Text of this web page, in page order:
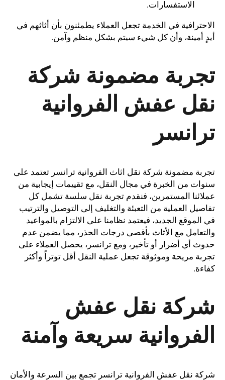
الاستفسارات.
الاحترافية في الخدمة تجعل العملاء يطمئنون بأن أثاثهم في
أيدٍ أمينة، وأن كل شيء سيتم بشكل منظم وآمن.
تجربة مضمونة شركة
نقل عفش الفروانية
ترانسر
تجربة مضمونة شركة نقل اثاث الفروانية ترانسر تعتمد على
سنوات من الخبرة في مجال النقل، مع تقييمات إيجابية من
عملائنا المستمرين، فنقدم تجربة نقل سلسة تشمل كل
تفاصيل العملية من التعبئة والتغليف إلى التوصيل والترتيب
في الموقع الجديد، فيعتمد نظامنا على الالتزام بالمواعيد
والتعامل مع الأثاث بأقصى درجات الحذر، مما يضمن عدم
حدوث أي أضرار أو تأخير، ومع ترانسر، يحصل العملاء على
تجربة مريحة وموثوقة تجعل عملية النقل أقل توتراً وأكثر
كفاءة.
شركة نقل عفش
الفروانية سريعة وآمنة
شركة نقل عفش الفروانية ترانسر تجمع بين السرعة والأمان